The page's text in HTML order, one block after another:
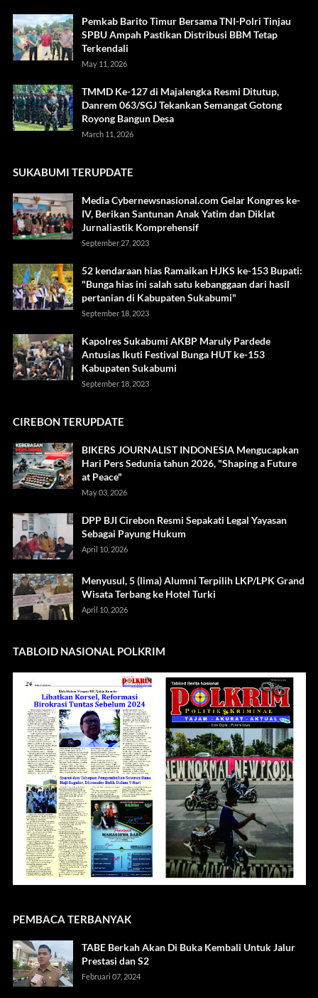
Pemkab Barito Timur Bersama TNI-Polri Tinjau
SPBU Ampah Pastikan Distribusi BBM Tetap
Terkendali
May 11, 2026
TMMD Ke-127 di Majalengka Resmi Ditutup,
Danrem 063/SGJ Tekankan Semangat Gotong
Royong Bangun Desa
March 11, 2026
SUKABUMI TERUPDATE
Media Cybernewsnasional.com Gelar Kongres ke-
IV, Berikan Santunan Anak Yatim dan Diklat
Jurnaliastik Komprehensif
September 27, 2023
52 kendaraan hias Ramaikan HJKS ke-153 Bupati:
"Bunga hias ini salah satu kebanggaan dari hasil
pertanian di Kabupaten Sukabumi"
September 18, 2023
Kapolres Sukabumi AKBP Maruly Pardede
Antusias Ikuti Festival Bunga HUT ke-153
Kabupaten Sukabumi
September 18, 2023
CIREBON TERUPDATE
BIKERS JOURNALIST INDONESIA Mengucapkan
Hari Pers Sedunia tahun 2026, "Shaping a Future
at Peace"
May 03, 2026
DPP BJI Cirebon Resmi Sepakati Legal Yayasan
Sebagai Payung Hukum
April 10, 2026
Menyusul, 5 (lima) Alumni Terpilih LKP/LPK Grand
Wisata Terbang ke Hotel Turki
April 10, 2026
TABLOID NASIONAL POLKRIM
PEMBACA TERBANYAK
TABE Berkah Akan Di Buka Kembali Untuk Jalur
Prestasi dan S2
Februari 07, 2024